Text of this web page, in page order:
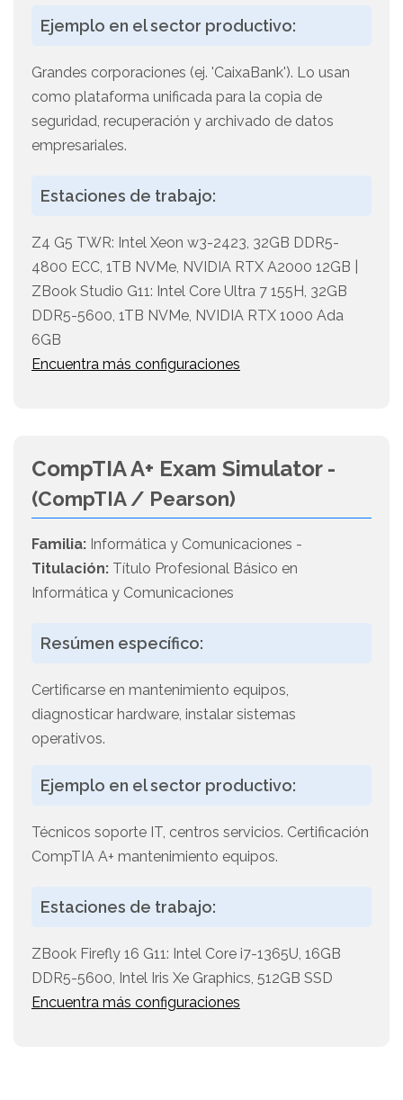
Ejemplo en el sector productivo:
Grandes corporaciones (ej. 'CaixaBank'). Lo usan
como plataforma unificada para la copia de
seguridad, recuperación y archivado de datos
empresariales.
Estaciones de trabajo:
Z4 G5 TWR: Intel Xeon w3-2423, 32GB DDR5-
4800 ECC, 1TB NVMe, NVIDIA RTX A2000 12GB |
ZBook Studio G11: Intel Core Ultra 7 155H, 32GB
DDR5-5600, 1TB NVMe, NVIDIA RTX 1000 Ada
6GB
Encuentra más configuraciones
CompTIA A+ Exam Simulator -
(CompTIA / Pearson)
Familia: Informática y Comunicaciones -
Titulación: Título Profesional Básico en
Informática y Comunicaciones
Resúmen específico:
Certificarse en mantenimiento equipos,
diagnosticar hardware, instalar sistemas
operativos.
Ejemplo en el sector productivo:
Técnicos soporte IT, centros servicios. Certificación
CompTIA A+ mantenimiento equipos.
Estaciones de trabajo:
ZBook Firefly 16 G11: Intel Core i7-1365U, 16GB
DDR5-5600, Intel Iris Xe Graphics, 512GB SSD
Encuentra más configuraciones